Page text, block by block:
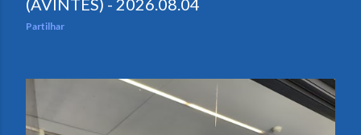
(AVINTES) - 2026.08.04
Partilhar